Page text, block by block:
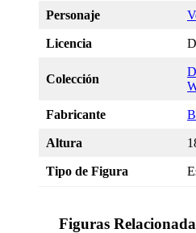
Personaje
Licencia
Colección
Fabricante
Altura
Tipo de Figura
Figuras